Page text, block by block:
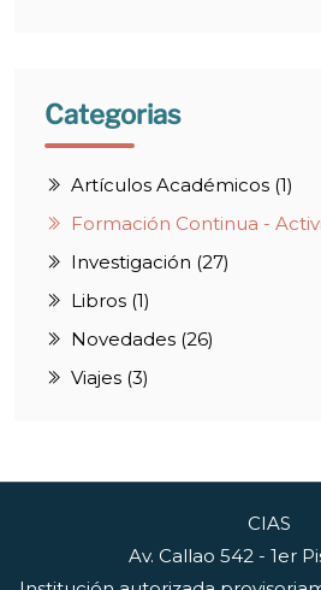
Categorias
Artículos Académicos (1)
Formación Continua -
Investigación (27)
Libros (1)
Novedades (26)
Viajes (3)
CIAS
Av. Callao 542 - 1er